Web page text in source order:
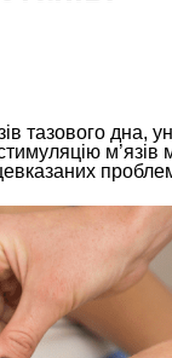
тазового дна,
м’язів